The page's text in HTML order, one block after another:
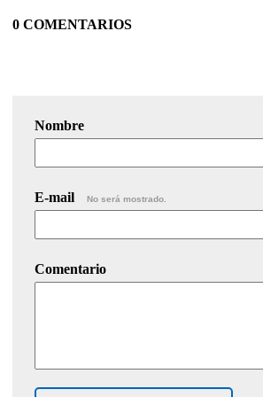
0 COMENTARIOS
Nombre
E-mail No será mostrado.
Comentario